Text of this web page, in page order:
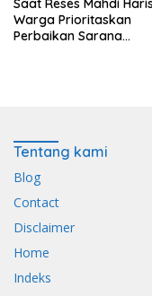
Saat Reses Mahdi
Warga Prioritaskan
Perbaikan Sarana
Tentang kami
Blog
Contact
Disclaimer
Home
Indeks